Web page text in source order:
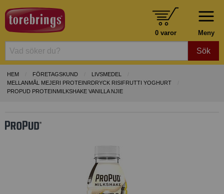
Meny
0 varor
Sök
HEM FÖRETAGSKUND
LIVSMEDEL
MELLANMÅL MEJERI PROTEINRDRYCK RISIFRUTTI YOGHURT
PROPUD PROTEINMILKSHAKE VANILLA NJIE